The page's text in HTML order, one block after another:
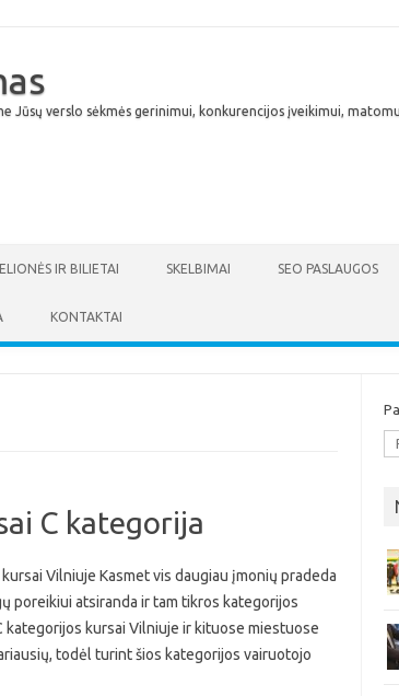
Jūsų verslo sėkmės gerinimui, konkurencijos įveikimui,
IR BILIETAI SKELBIMAI SEO PASLAUGOS
KONTAKTAI
C kategorija
Vilniuje Kasmet vis daugiau įmonių pradeda
poreikiui atsiranda ir tam tikros kategorijos
kursai Vilniuje ir kituose miestuose
todėl turint šios kategorijos vairuotojo